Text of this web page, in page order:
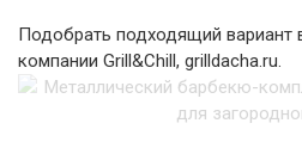
Подобрать подходящий вариант
компании Grill&Chill, grilldacha.ru.